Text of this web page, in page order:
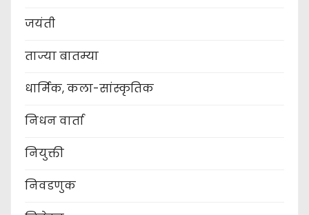
जयंती
ताज्या बातम्या
धार्मिक, कला-सांस्कृतिक
निधन वार्ता
नियुक्ती
निवडणुक